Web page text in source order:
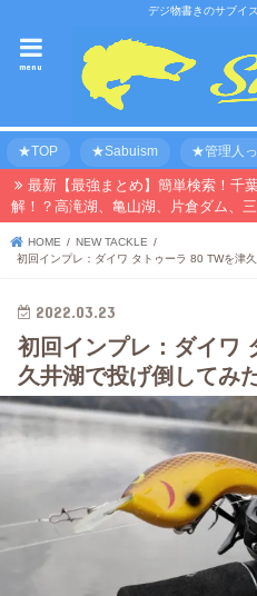
デジ物書きのサブイ
menu
★TOP ★Sabuism ★管理人
最新【最強まとめ】簡単検索！千
解！？高滝湖、亀山湖、片倉ダム、
HOME
NEW TACKLE
初回インプレ：ダイワ タトゥーラ 80 TWを津久
2022.03.23
初回インプレ：ダイワ
久井湖で投げ倒してみた